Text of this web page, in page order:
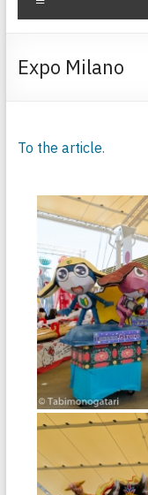
Expo Milano
To the article.